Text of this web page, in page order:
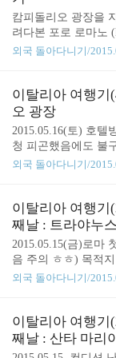
지나는 노선 (1)번 노
나 정류장에 내려 20
정류장과 타는 정류
써는 당연히 (1)번
각보다 시간을 오래
에 도착했을때는 이
캄피돌리오 광장을
려다본 포로 로마노
에서 오로지 나 혼자
구하고 끊임없이 여
답이 될 것 같다ㅎㅎ
순수한 기쁨만이 맴
오글?ㅋㅋ) 포로 로
로 로마노 통합권이
권 파는 데 맛들린
이렇게 카피톨리노
었음^^ 한적한 카피
저..
외국 돌아다니기/
이탈리아 여행기
오 광장
2015.05.16(토) 호텔
청 피곤했음에도 불
결국 아침 7시가 되
장점이 참 많았는데
-_- (*이 주변의 저렴
간 리셉션이 없는 곳
면 가격이 엄청나게
르미니역 앞. 테르미
얘기가 많았는데, 내
(게다가 첫날 대중
역 앞 숙..
외국 돌아다니기/
이탈리아 여행기
째날 : 트라야누
레 성당의 노을
2015.05.15(금)로마
음 주의 ㅎㅎ) 목적
다보니 이제서야 좀
기념관)다음날 이야
들이 "흉물스럽다"고
서 붙은 별명이 웨딩
외국 돌아다니기/
이탈리아 여행기
째날 : 산타 마리